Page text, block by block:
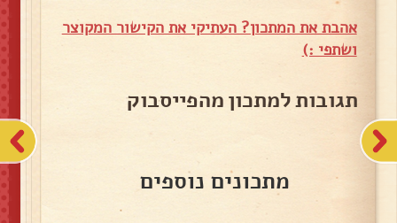
אהבת את המתכון? העתיקי את הקישור המקוצר
ושתפי :)
תגובות למתכון מהפייסבוק
מתכונים נוספים